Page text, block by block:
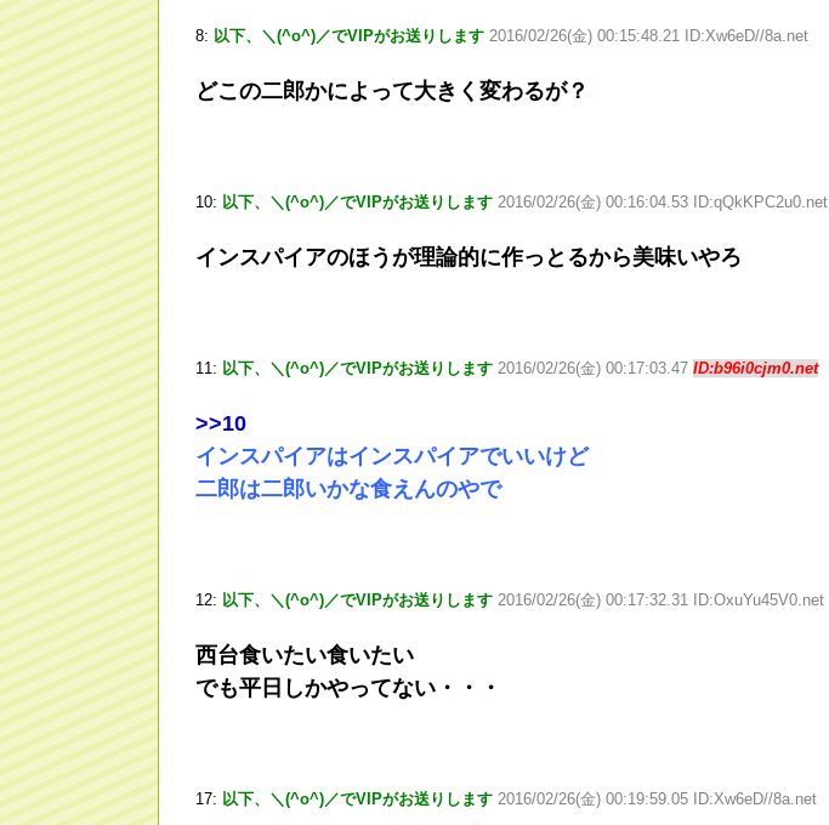
8: 以下、＼(^o^)／でVIPがお送りします 2016/02/26(金) 00:15:48.21 ID:Xw6eD//8a.net
どこの二郎かによって大きく変わるが？
10: 以下、＼(^o^)／でVIPがお送りします 2016/02/26(金) 00:16:04.53 ID:qQkKPC2u0.net
インスパイアのほうが理論的に作っとるから美味いやろ
11: 以下、＼(^o^)／でVIPがお送りします 2016/02/26(金) 00:17:03.47 ID:b96i0cjm0.net
>>10
インスパイアはインスパイアでいいけど
二郎は二郎いかな食えんのやで
12: 以下、＼(^o^)／でVIPがお送りします 2016/02/26(金) 00:17:32.31 ID:OxuYu45V0.net
西台食いたい食いたい
でも平日しかやってない・・・
17: 以下、＼(^o^)／でVIPがお送りします 2016/02/26(金) 00:19:59.05 ID:Xw6eD//8a.net